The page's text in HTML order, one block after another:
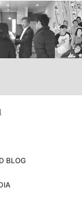
BLOG